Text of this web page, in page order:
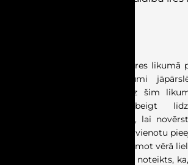
Dzīvojamo telpu īres likumā
kurā beztermiņa īres līgumi
Līdz šim
līgumu pārslēgšanu pabeigt
Grozījumi pieņemti, lai
neskaidrības un nodrošinātu vienotu
līgumu pārslēgšanai, īpaši ņemot vērā
Tāpat noteikts,